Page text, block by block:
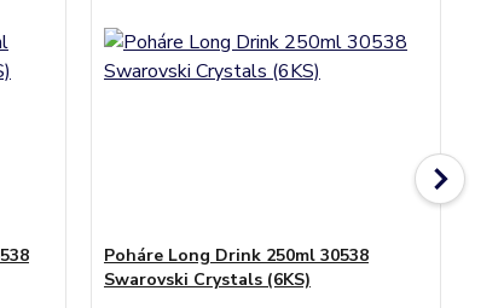
Poháre Long Drink 250ml 30538
Swarovski Crystals (6KS)